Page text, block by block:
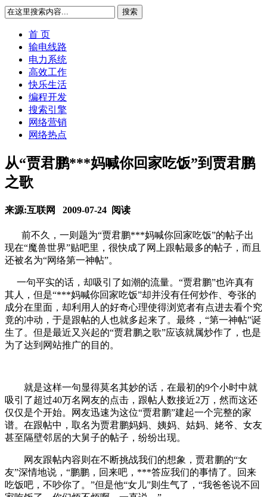
搜索
首 页
输电线路
电力系统
高效工作
快乐生活
编程开发
搜索引擎
网络营销
网络热点
从“贾君鹏***妈喊你回家吃饭”到贾君鹏
之歌
来源:互联网 2009-07-24 阅读
前不久，一则题为“贾君鹏***妈喊你回家吃饭”的帖子出
现在“魔兽世界”贴吧里，很快成了网上跟帖最多的帖子，而且
还被名为“网络第一神帖”。
一句平实的话，却吸引了如潮的流量。“贾君鹏”也许真有
其人，但是“***妈喊你回家吃饭”却并没有任何炒作、夸张的
成分在里面，却利用人的好奇心理使得浏览者有点进去看个究
竟的冲动，于是跟帖的人也就多起来了。最终，“第一神帖”诞
生了。但是最近又兴起的“贾君鹏之歌”应该就属炒作了，也是
为了达到网站推广的目的。
就是这样一句显得莫名其妙的话，在最初的9个小时中就
吸引了超过40万名网友的点击，跟帖人数接近2万，然而这还
仅仅是个开始。网友迅速为这位“贾君鹏”建起一个完整的家
谱。在跟帖中，取名为贾君鹏妈妈、姨妈、姑妈、姥爷、女友
甚至隔壁邻居的大舅子的帖子，纷纷出现。
网友跟帖内容则在不断挑战我们的想象，贾君鹏的“女
友”深情地说，“鹏鹏，回来吧，***答应我们的事情了。回来
吃饭吧，不吵你了。”但是他“女儿”则生气了，“我爸爸说不回